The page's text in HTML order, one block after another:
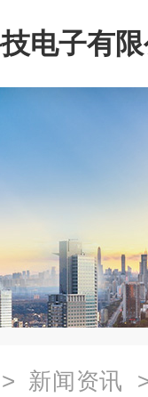
电子有
> 新闻资讯